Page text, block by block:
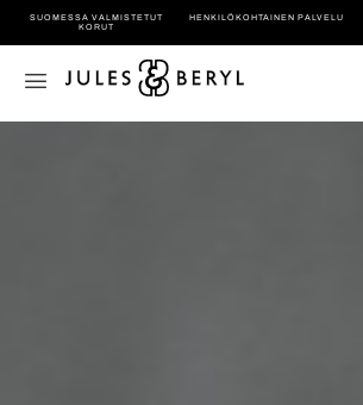
SUOMESSA VALMISTETUT
KORUT
HENKILÖ­KOHTAINEN PALVELU